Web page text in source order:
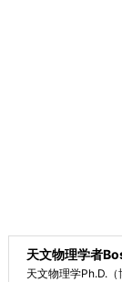
天文物理学者
天文物理学Ph.D.